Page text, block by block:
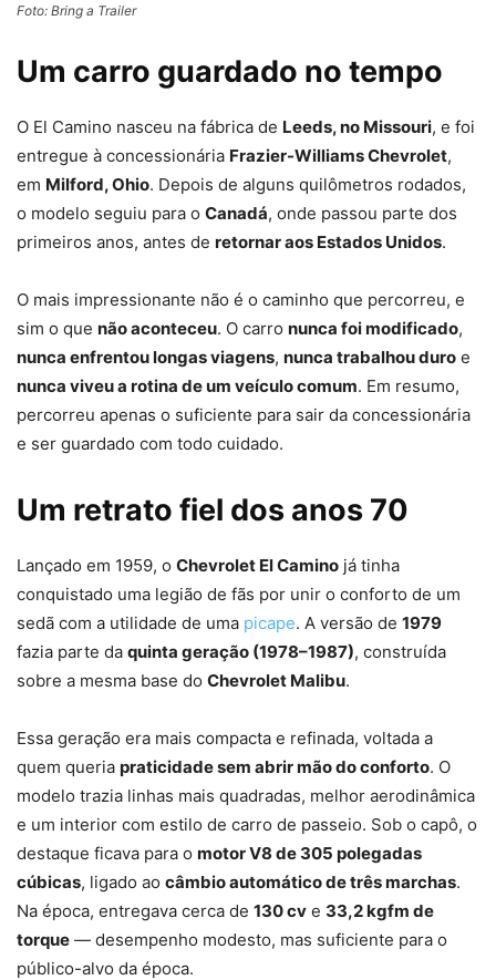
Foto: Bring a Trailer
Um carro guardado no tempo
O El Camino nasceu na fábrica de Leeds, no Missouri, e foi
entregue à concessionária Frazier-Williams Chevrolet,
em Milford, Ohio. Depois de alguns quilômetros rodados,
o modelo seguiu para o Canadá, onde passou parte dos
primeiros anos, antes de retornar aos Estados Unidos.
O mais impressionante não é o caminho que percorreu, e
sim o que não aconteceu. O carro nunca foi modificado,
nunca enfrentou longas viagens, nunca trabalhou duro e
nunca viveu a rotina de um veículo comum. Em resumo,
percorreu apenas o suficiente para sair da concessionária
e ser guardado com todo cuidado.
Um retrato fiel dos anos 70
Lançado em 1959, o Chevrolet El Camino já tinha
conquistado uma legião de fãs por unir o conforto de um
sedã com a utilidade de uma picape. A versão de 1979
fazia parte da quinta geração (1978–1987), construída
sobre a mesma base do Chevrolet Malibu.
Essa geração era mais compacta e refinada, voltada a
quem queria praticidade sem abrir mão do conforto. O
modelo trazia linhas mais quadradas, melhor aerodinâmica
e um interior com estilo de carro de passeio. Sob o capô, o
destaque ficava para o motor V8 de 305 polegadas
cúbicas, ligado ao câmbio automático de três marchas.
Na época, entregava cerca de 130 cv e 33,2 kgfm de
torque — desempenho modesto, mas suficiente para o
público-alvo da época.